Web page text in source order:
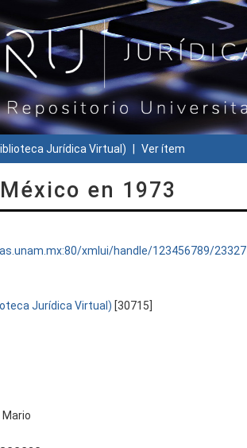
Jurídica Virtual) Ver ítem
en 1973
xmlui/handle/123456789/23327
Jurídica Virtual) [30715]
Mario